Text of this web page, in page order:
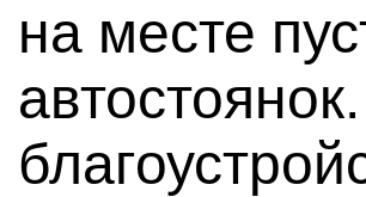
на месте